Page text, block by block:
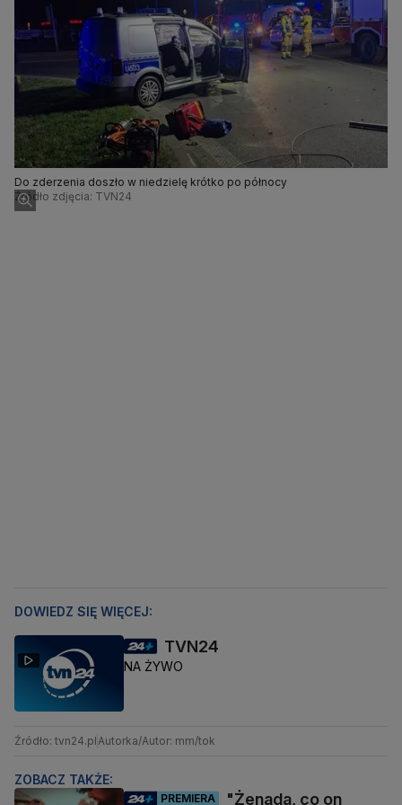
Do zderzenia doszło w niedzielę krótko po północy
Źródło zdjęcia: TVN24
DOWIEDZ SIĘ WIĘCEJ:
TVN24
NA ŻYWO
Źródło: tvn24.pl Autorka/Autor: mm/tok
ZOBACZ TAKŻE:
PREMIERA "Żenada, co on